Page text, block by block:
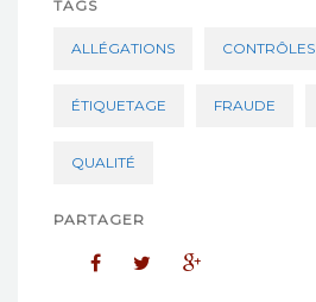
TAGS
ALLÉGATIONS CONTRÔLES
ÉTIQUETAGE FRAUDE
QUALITÉ
PARTAGER